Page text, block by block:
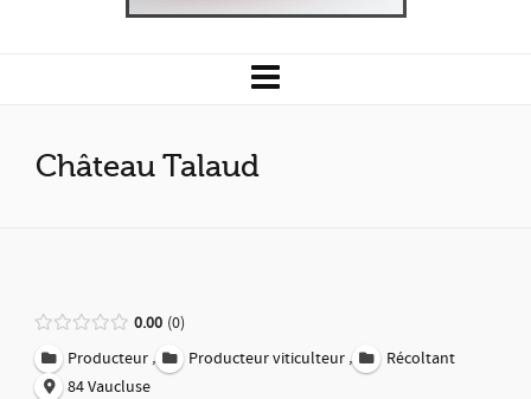
Château Talaud
0.00 0
Producteur , Producteur viticulteur ,
Récoltant
84 Vaucluse